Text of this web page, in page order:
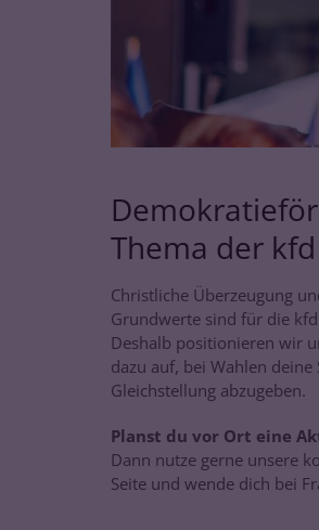
Thema der kfd
Christliche Überzeugung
Grundwerte sind für die
Deshalb positionieren wir
dazu auf, bei Wahlen
Gleichstellung abzugeben.
Planst du vor Ort eine
Dann nutze gerne unsere
Seite und wende dich bei